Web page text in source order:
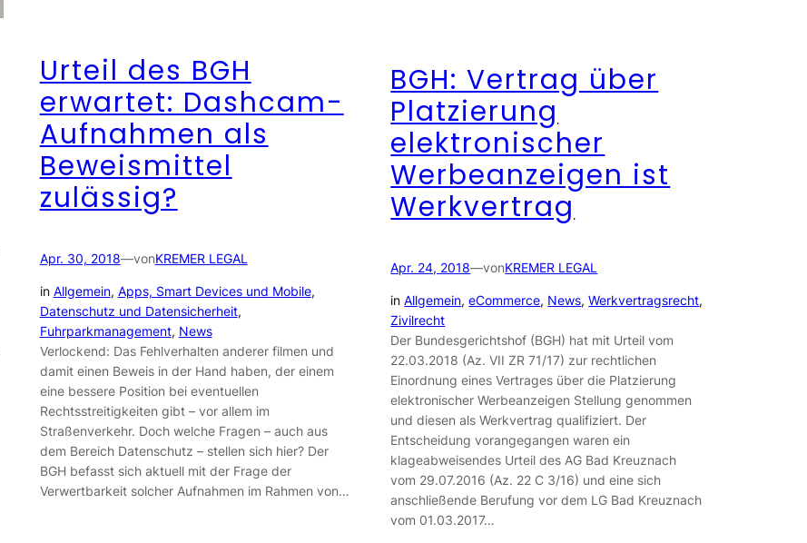
Urteil des BGH
erwartet: Dashcam-
Aufnahmen als
Beweismittel
zulässig?
Apr. 30, 2018—vonKREMER LEGAL
in Allgemein, Apps, Smart Devices und Mobile
Datenschutz und Datensicherheit
Fuhrparkmanagement, News
Verlockend: Das Fehlverhalten anderer filmen und
damit einen Beweis in der Hand haben, der einem
eine bessere Position bei eventuellen
Rechtsstreitigkeiten gibt – vor allem im
Straßenverkehr. Doch welche Fragen – auch aus
dem Bereich Datenschutz – stellen sich hier? Der
BGH befasst sich aktuell mit der Frage der
Verwertbarkeit solcher Aufnahmen im Rahmen von…
BGH: Vertrag über
Platzierung
elektronischer
Werbeanzeigen ist
Werkvertrag
Apr. 24, 2018—vonKREMER LEGAL
inAllgemein, eCommerce, News, Werkvertragsrecht
Zivilrecht
Der Bundesgerichtshof (BGH) hat mit Urteil vom
22.03.2018 (Az. VII ZR 71/17) zur rechtlichen
Einordnung eines Vertrages über die Platzierung
elektronischer Werbeanzeigen Stellung genommen
und diesen als Werkvertrag qualifiziert. Der
Entscheidung vorangegangen waren ein
klageabweisendes Urteil des AG Bad Kreuznach
vom 29.07.2016 (Az. 22 C 3/16) und eine sich
anschließende Berufung vor dem LG Bad Kreuznach
vom 01.03.2017…